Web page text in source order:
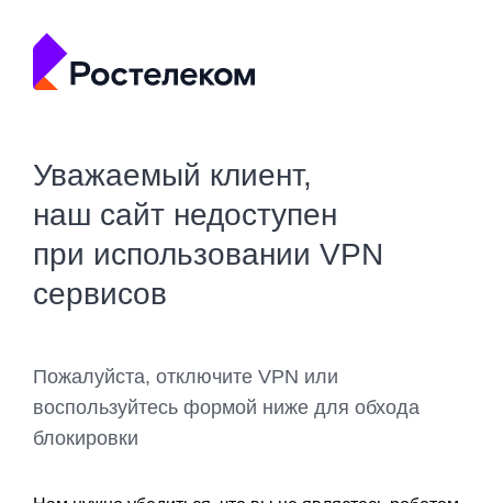
Уважаемый клиент,
наш сайт недоступен
при использовании VPN
сервисов
Пожалуйста, отключите VPN или
воспользуйтесь формой ниже для обхода
блокировки